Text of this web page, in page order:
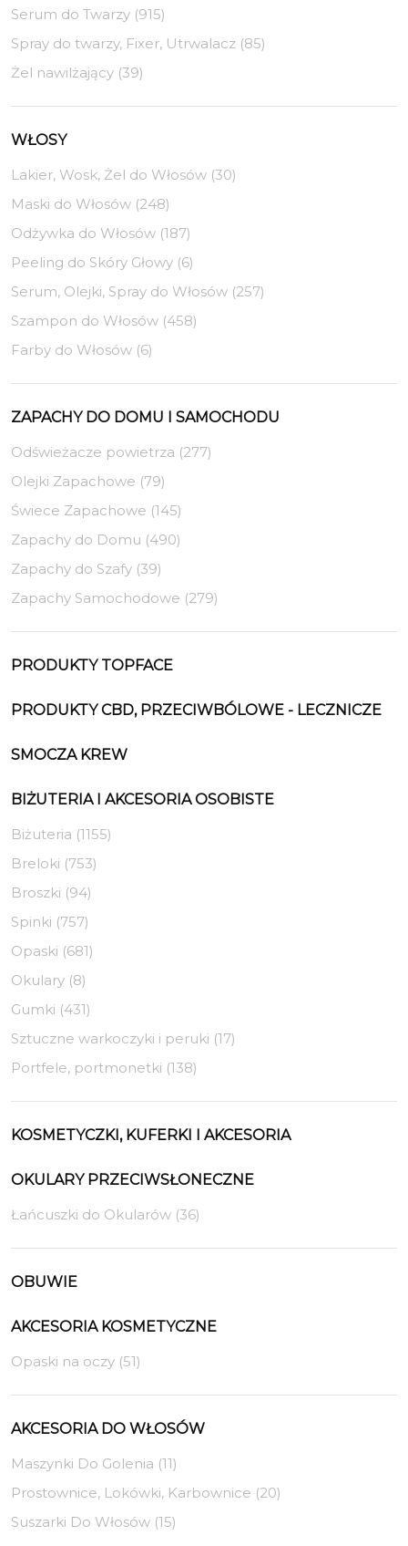
Serum do Twarzy (915)
Spray do twarzy, Fixer, Utrwalacz (85)
Żel nawilżający (39)
WŁOSY
Lakier, Wosk, Żel do Włosów (30)
Maski do Włosów (248)
Odżywka do Włosów (187)
Peeling do Skóry Głowy (6)
Serum, Olejki, Spray do Włosów (257)
Szampon do Włosów (458)
Farby do Włosów (6)
ZAPACHY DO DOMU I SAMOCHODU
Odświeżacze powietrza (277)
Olejki Zapachowe (79)
Świece Zapachowe (145)
Zapachy do Domu (490)
Zapachy do Szafy (39)
Zapachy Samochodowe (279)
PRODUKTY TOPFACE
PRODUKTY CBD, PRZECIWBÓLOWE - LECZNICZE
SMOCZA KREW
BIŻUTERIA I AKCESORIA OSOBISTE
Biżuteria (1155)
Breloki (753)
Broszki (94)
Spinki (757)
Opaski (681)
Okulary (8)
Gumki (431)
Sztuczne warkoczyki i peruki (17)
Portfele, portmonetki (138)
KOSMETYCZKI, KUFERKI I AKCESORIA
OKULARY PRZECIWSŁONECZNE
Łańcuszki do Okularów (36)
OBUWIE
AKCESORIA KOSMETYCZNE
Opaski na oczy (51)
AKCESORIA DO WŁOSÓW
Maszynki Do Golenia (11)
Prostownice, Lokówki, Karbownice (20)
Suszarki Do Włosów (15)